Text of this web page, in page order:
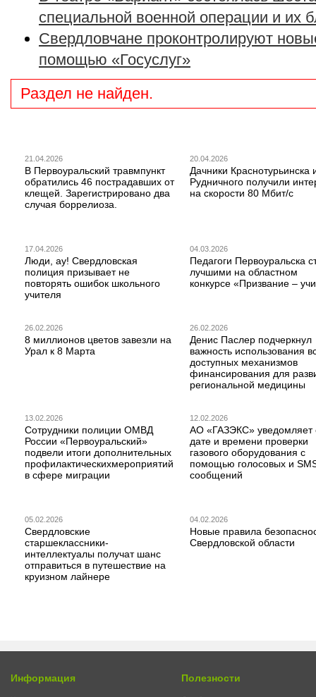
специальной военной операции и их
Свердловчане проконтролируют
помощью «Госуслуг»
Раздел не найден.
21.04.2026
В Первоуральский травмпункт
обратились 46 пострадавших от
клещей. Зарегистрировано два
случая боррелиоза.
20.04.2026
Дачники Краснотурьинска
Рудничного получили
на скорости 80 Мбит/с
17.04.2026
Люди, ау! Свердловская
полиция призывает не
повторять ошибок школьного
учителя
04.03.2026
Педагоги Первоуральска
лучшими на областном
конкурсе «Призвание –
26.02.2026
8 миллионов цветов завезли на
Урал к 8 Марта
26.02.2026
Денис Паслер подчеркнул
важность использования
доступных механизмов
финансирования для
региональной медицины
13.02.2026
Сотрудники полиции ОМВД
России «Первоуральский»
подвели итоги дополнительных
профилактическихмероприятий
в сфере миграции
12.02.2026
АО «ГАЗЭКС» уведомляет
дате и времени проверки
газового оборудования с
помощью голосовых и
сообщений
05.02.2026
Свердловские
старшеклассники-
интеллектуалы получат шанс
отправиться в путешествие на
круизном лайнере
04.02.2026
Новые правила
Свердловской области
Информация Полезности